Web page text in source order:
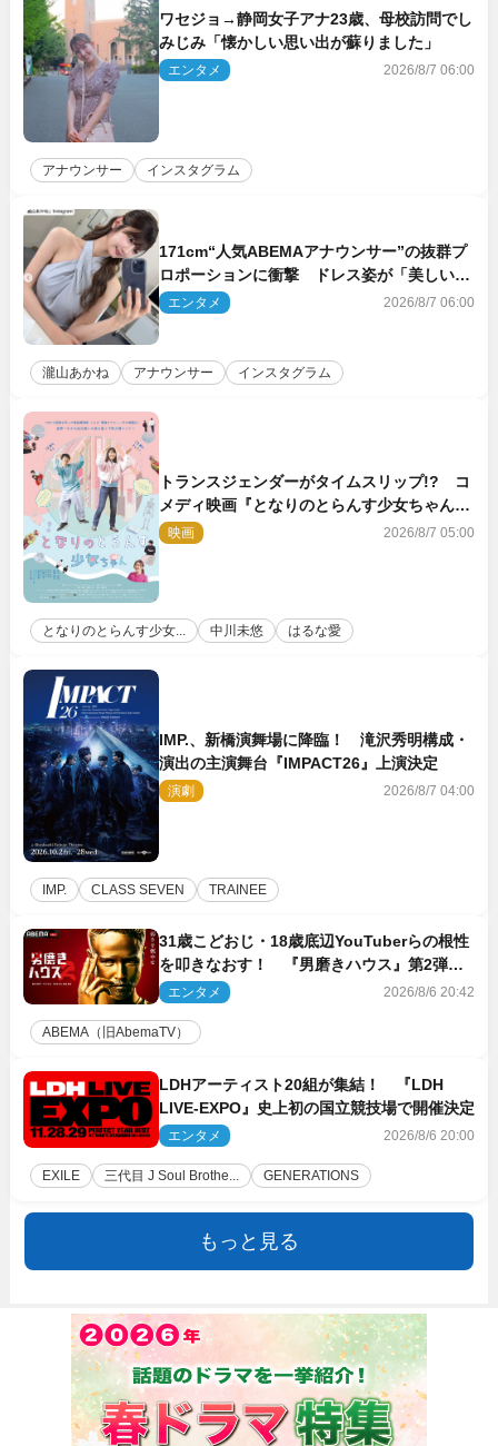
ワセジョ→静岡女子アナ23歳、母校訪問でし
みじみ「懐かしい思い出が蘇りました」
エンタメ 2026/8/7 06:00
アナウンサー インスタグラム
171cm“人気ABEMAアナウンサー”の抜群プ
ロポーションに衝撃 ドレス姿が「美しい」
「品がありすぎる」
エンタメ 2026/8/7 06:00
瀧山あかね アナウンサー インスタグラム
トランスジェンダーがタイムスリップ!? コ
メディ映画『となりのとらんす少女ちゃん』
11.7公開決定
映画 2026/8/7 05:00
となりのとらんす少女... 中川未悠 はるな愛
IMP.、新橋演舞場に降臨！ 滝沢秀明構成・
演出の主演舞台『IMPACT26』上演決定
演劇 2026/8/7 04:00
IMP. CLASS SEVEN TRAINEE
31歳こどおじ・18歳底辺YouTuberらの根性
を叩きなおす！ 『男磨きハウス』第2弾コ
ーチ陣発表
エンタメ 2026/8/6 20:42
ABEMA（旧AbemaTV）
LDHアーティスト20組が集結！ 『LDH
LIVE‐EXPO』史上初の国立競技場で開催決定
エンタメ 2026/8/6 20:00
EXILE 三代目 J Soul Brothe... GENERATIONS
もっと見る